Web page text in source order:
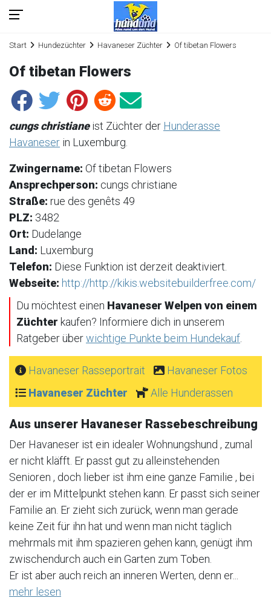
Start Hundezüchter Havaneser Züchter Of tibetan Flowers
Of tibetan Flowers
cungs christianeist Züchter der Hunderasse
Havaneser in Luxemburg.
Zwingername: Of tibetan Flowers
Ansprechperson: cungs christiane
Straße: rue des genêts 49
PLZ: 3482
Ort: Dudelange
Land: Luxemburg
Telefon: Diese Funktion ist derzeit deaktiviert.
Webseite: http://http://kikis.websitebuilderfree.com/
Du möchtest einen Havaneser Welpen von einem
Züchter kaufen? Informiere dich in unserem
Ratgeber überwichtige Punkte beim Hundekauf
Havaneser Rasseportrait
Havaneser Fotos
Havaneser Züchter
Alle Hunderassen
Aus unserer Havaneser Rassebeschreibung
Der Havaneser ist ein idealer Wohnungshund , zumal
er nicht kläfft. Er passt gut zu alleinstehenden
Senioren , doch lieber ist ihm eine ganze Familie , bei
der er im Mittelpunkt stehen kann. Er passt sich seiner
Familie an. Er zieht sich zurück, wenn man gerade
keine Zeit für ihn hat und wenn man nicht täglich
mehrmals mit ihm spazieren gehen kann, genügt ihm
zwischendurch auch ein Garten zum Toben.
Er ist aber auch reich an inneren Werten, denn er...
mehr lesen